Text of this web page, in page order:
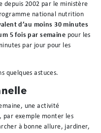
depuis 2002 par le ministère
national nutrition
d’au moins 30 minutes
5 fois par semaine pour les
par jour pour les
quelques astuces.
une activité
par exemple monter les
à bonne allure, jardiner,